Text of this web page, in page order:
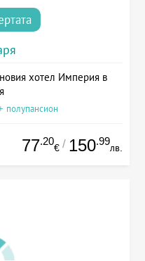
хотел Империя в
полупансион
77.20
€ / 150.99
лв.